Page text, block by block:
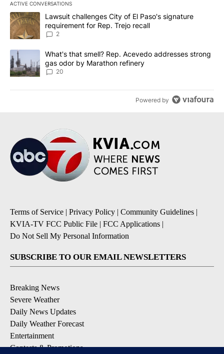
ACTIVE CONVERSATIONS
The following is a list of the most commented articles in the last
A trending article titled "Lawsuit challenges City of El Paso's
Lawsuit challenges City of El Paso's signature
requirement for Rep. Trejo recall
2
A trending article titled "What's that smell? Rep. Acevedo
What's that smell? Rep. Acevedo addresses strong
gas odor by Marathon refinery
20
Powered by
Terms of Service | Privacy Policy | Community Guidelines |
KVIA-TV FCC Public File | FCC Applications |
Do Not Sell My Personal Information
SUBSCRIBE TO OUR EMAIL NEWSLETTERS
Breaking News
Severe Weather
Daily News Updates
Daily Weather Forecast
Entertainment
Contests & Promotions